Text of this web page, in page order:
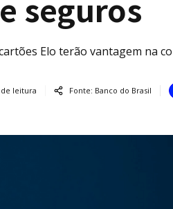
seguros
Elo terão vantagem na
leitura Fonte: Banco do Brasil